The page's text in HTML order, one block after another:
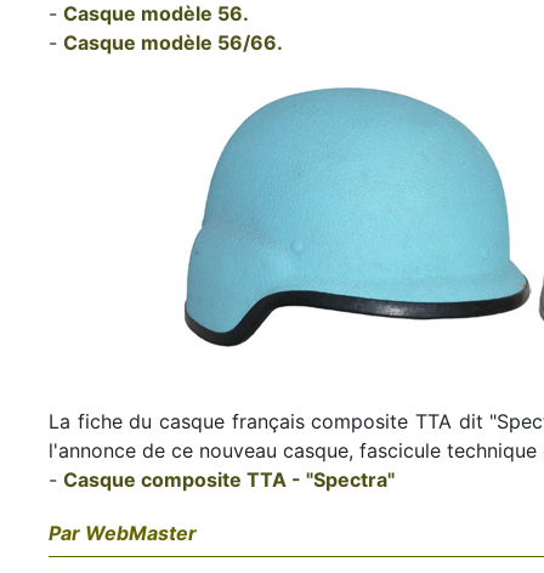
- Casque modèle 56.
- Casque modèle 56/66.
La fiche du casque français composite TTA dit
l'annonce de ce nouveau casque, fascicule
- Casque composite TTA - "Spectra"
Par WebMaster